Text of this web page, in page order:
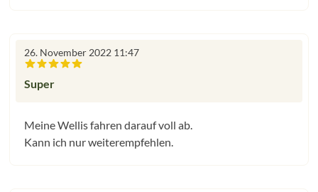
26. November 2022 11:47
Super
Meine Wellis fahren darauf voll ab.
Kann ich nur weiterempfehlen.